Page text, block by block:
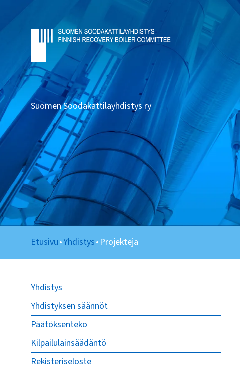
Suomen Soodakattilayhdistys ry
Etusivu•Yhdistys• Projekteja
Yhdistys
Yhdistyksen säännöt
Päätöksenteko
Kilpailulainsäädäntö
Rekisteriseloste